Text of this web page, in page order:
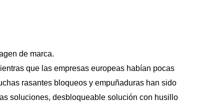
de marca.
que las empresas europeas habían pocas
rasantes bloqueos y empuñaduras han sido
soluciones, desbloqueable solución con husillo